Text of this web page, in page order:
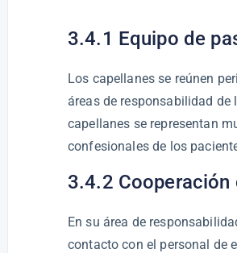
3.4.1 Equipo de
Los capellanes se reúnen
áreas de responsabilidad
capellanes se representan
confesionales de los
3.4.2 Cooperación
En su área de
contacto con el personal de